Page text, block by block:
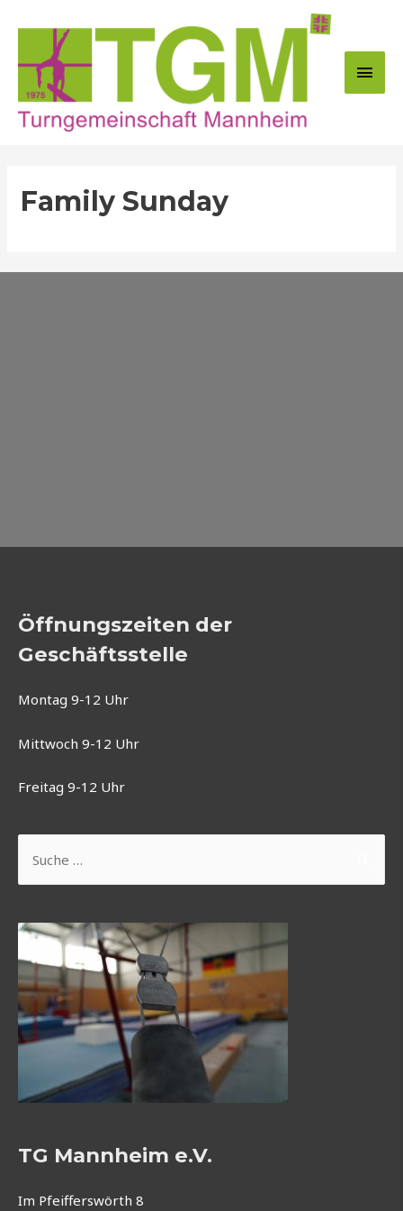
Inhalt
Family Sunday
Öffnungszeiten der
Geschäftsstelle
Montag 9-12 Uhr
Mittwoch 9-12 Uhr
Freitag 9-12 Uhr
nach:
TG Mannheim e.V.
Im Pfeifferswörth 8